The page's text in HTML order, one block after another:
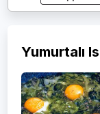
Yumurtalı